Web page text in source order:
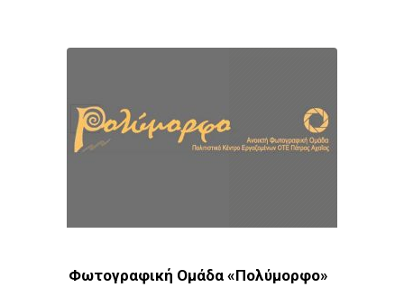
Φωτογραφική Ομάδα «Πολύμορφο»